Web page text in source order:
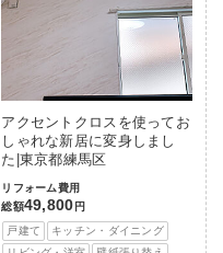
アクセントクロスを使ってお
しゃれな新居に変身しまし
た|東京都練馬区
リフォーム費用
総額49,800 円
戸建て
キッチン・ダイニング